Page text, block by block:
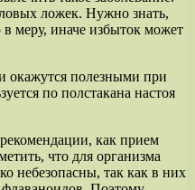
ложек. Нужно знать,
в меру, иначе избыток может
окажутся полезными при
по полстакана настоя
как прием
что для организма
небезопасны, так как в них